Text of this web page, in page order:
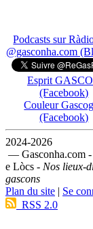
Podcasts sur
@gasconha.com
Esprit
(Facebook)
Couleur
(Facebook)
2024-2026
— Gasconha.com
e Lòcs - Nos lieux-
gascons
Plan du site | Se
RSS 2.0